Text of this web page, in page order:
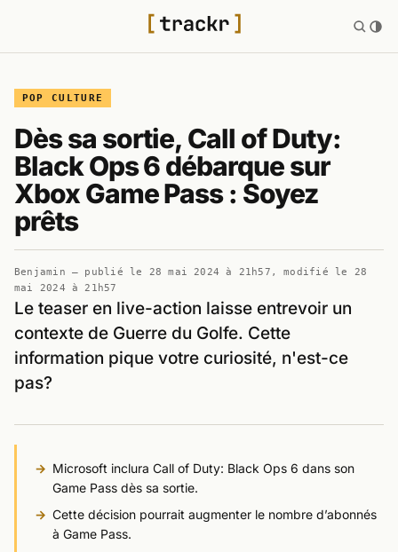
POP CULTURE
Dès sa sortie, Call of Duty:
Black Ops 6 débarque sur
Xbox Game Pass : Soyez
prêts
Benjamin — publié le 28 mai 2024 à 21h57 , modifié le 28
mai 2024 à 21h57
Le teaser en live-action laisse entrevoir un
contexte de Guerre du Golfe. Cette
information pique votre curiosité, n'est-ce
pas?
Microsoft inclura Call of Duty: Black Ops 6 dans son
Game Pass dès sa sortie.
Cette décision pourrait augmenter le nombre d’abonnés
à Game Pass.